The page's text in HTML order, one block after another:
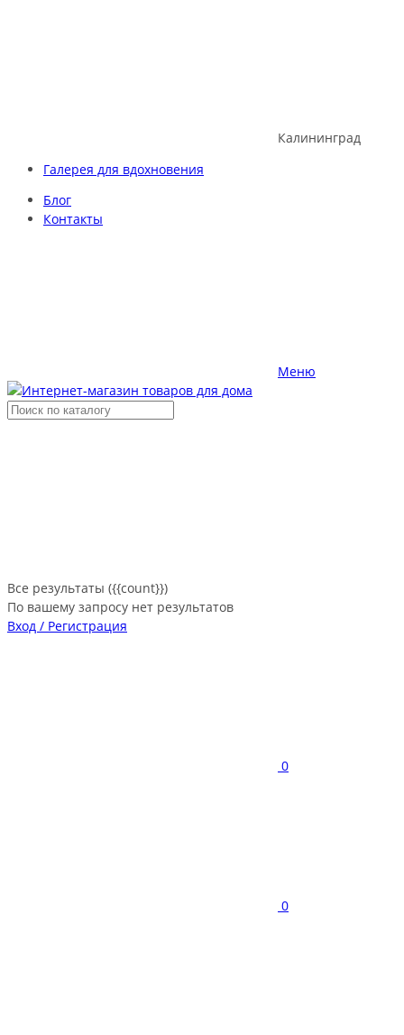
Калининград
Галерея для вдохновения
Блог
Контакты
Меню
Все результаты ({{count}})
По вашему запросу нет результатов
Вход / Регистрация
0
0